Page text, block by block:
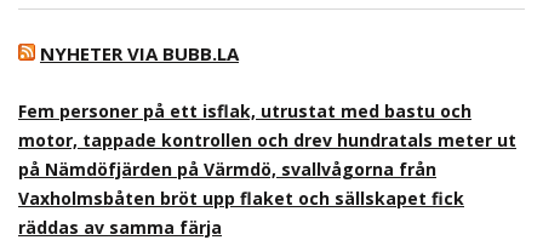
NYHETER VIA BUBB.LA
Fem personer på ett isflak, utrustat med bastu och
motor, tappade kontrollen och drev hundratals meter ut
på Nämdöfjärden på Värmdö, svallvågorna från
Vaxholmsbåten bröt upp flaket och sällskapet fick
räddas av samma färja